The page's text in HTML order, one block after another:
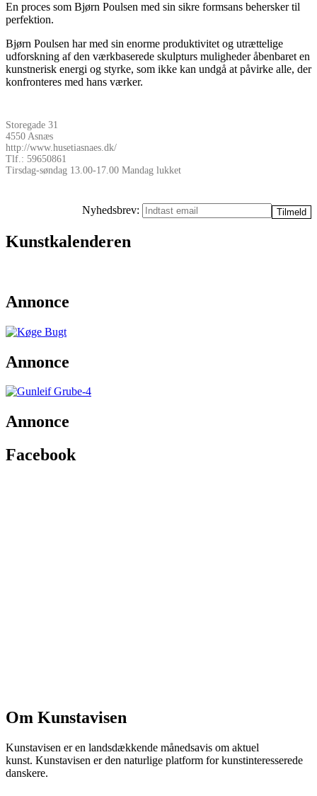
En proces som Bjørn Poulsen med sin sikre formsans behersker til
perfektion.
Bjørn Poulsen har med sin enorme produktivitet og utrættelige
udforskning af den værkbaserede skulpturs muligheder åbenbaret en
kunstnerisk energi og styrke, som ikke kan undgå at påvirke alle, der
konfronteres med hans værker.
Storegade 31
4550 Asnæs
http://www.husetiasnaes.dk/
Tlf.: 59650861
Tirsdag-søndag 13.00-17.00 Mandag lukket
Nyhedsbrev:
Kunstkalenderen
Annonce
Annonce
Annonce
Facebook
Om Kunstavisen
Kunstavisen er en landsdækkende månedsavis om aktuel
kunst. Kunstavisen er den naturlige platform for kunstinteresserede
danskere.